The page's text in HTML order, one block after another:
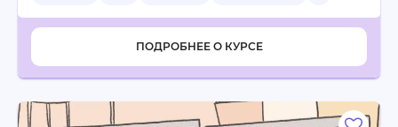
ПОДРОБНЕЕ О КУРСЕ